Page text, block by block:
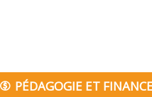
PÉDAGOGIE ET